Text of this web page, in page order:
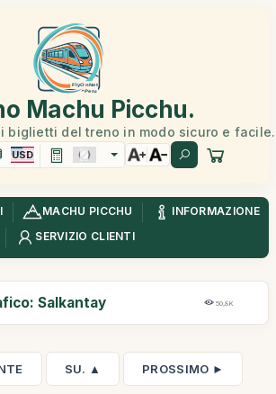
Machu Picchu.
biglietti del treno in modo sicuro e facile.
USD
MACHU PICCHU
INFORMAZIONE
SERVIZIO CLIENTI
Salkantay 50,8K
SU. ▲ PROSSIMO ►